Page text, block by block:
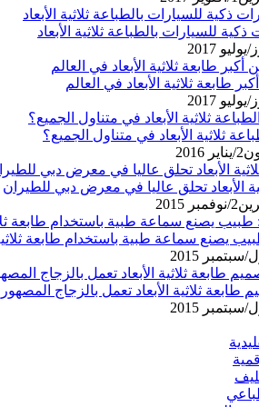
ذكية للسيارات بالطباعة ثلاثية الأبعاد
طابعة ثلاثية الأبعاد في العالم
ثلاثية الأبعاد في متناول الجميع؟
الأبعاد تحلق عاليا في معرض دبي للطيران
يصنع سماعة طبية باستخدام طابعة ثلاثية
طابعة ثلاثية الأبعاد تعمل بالزجاج المصهور